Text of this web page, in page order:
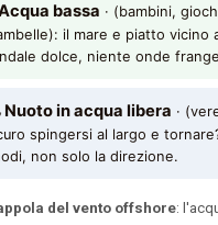
bassa · (bambini,
il mare e piatto vicino
dolce, niente onde
Nuoto in acqua libera ·
spingersi al largo e
non solo la direzione.
del vento offshore: